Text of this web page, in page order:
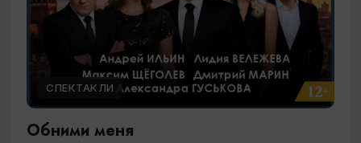
СПЕКТАКЛИ
Обними меня